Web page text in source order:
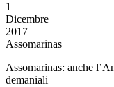
1
Dicembre
2017
Assomarinas
Assomarinas: anche
demaniali